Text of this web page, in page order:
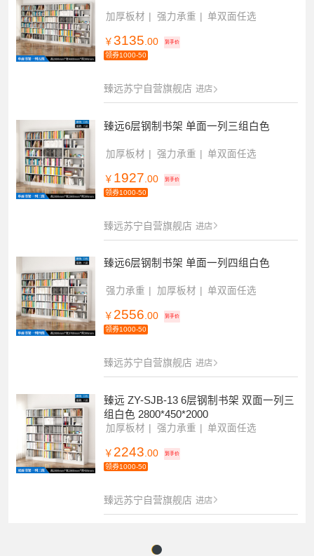
加厚板材 强力承重 单双面任选
￥ 3135.00 到手价
领券1000-50
臻远苏宁自营旗舰店 进店
臻远6层钢制书架 单面一列三组白色
加厚板材 强力承重 单双面任选
￥ 1927 .00 到手价
领券1000-50
臻远苏宁自营旗舰店 进店
臻远6层钢制书架 单面一列四组白色
强力承重 加厚板材 单双面任选
￥ 2556.00 到手价
领券1000-50
臻远苏宁自营旗舰店 进店
臻远 ZY-SJB-13 6层钢制书架 双面一列三
组白色 2800*450*2000
加厚板材 强力承重 单双面任选
￥ 2243 .00 到手价
领券1000-50
臻远苏宁自营旗舰店 进店